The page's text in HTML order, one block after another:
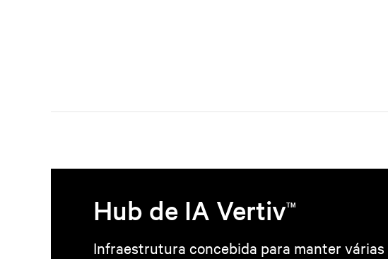
Hub de IA VertivTM
Infraestrutura concebida para manter várias